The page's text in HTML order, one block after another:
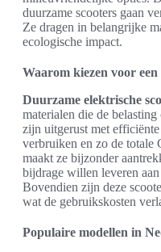
duurzame scooters gaan
Ze dragen in belangrijke
ecologische impact.
Waarom kiezen voor
Duurzame elektrische
materialen die de
zijn uitgerust met
verbruiken en zo de
maakt ze bijzonder
bijdrage willen leveren
Bovendien zijn deze
wat de gebruikskosten
Populaire modellen in